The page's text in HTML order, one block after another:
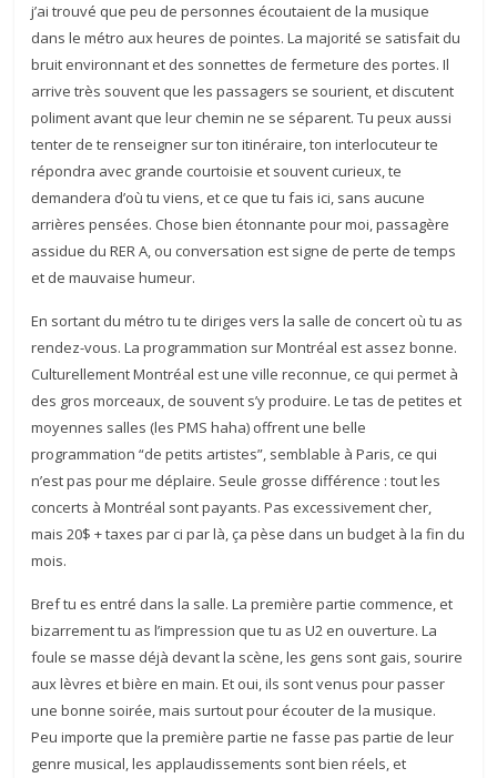
j’ai trouvé que peu de personnes écoutaient de la musique
dans le métro aux heures de pointes. La majorité se satisfait du
bruit environnant et des sonnettes de fermeture des portes. Il
arrive très souvent que les passagers se sourient, et discutent
poliment avant que leur chemin ne se séparent. Tu peux aussi
tenter de te renseigner sur ton itinéraire, ton interlocuteur te
répondra avec grande courtoisie et souvent curieux, te
demandera d’où tu viens, et ce que tu fais ici, sans aucune
arrières pensées. Chose bien étonnante pour moi, passagère
assidue du RER A, ou conversation est signe de perte de temps
et de mauvaise humeur.
En sortant du métro tu te diriges vers la salle de concert où tu as
rendez-vous. La programmation sur Montréal est assez bonne.
Culturellement Montréal est une ville reconnue, ce qui permet à
des gros morceaux, de souvent s’y produire. Le tas de petites et
moyennes salles (les PMS haha) offrent une belle
programmation “de petits artistes”, semblable à Paris, ce qui
n’est pas pour me déplaire. Seule grosse différence : tout les
concerts à Montréal sont payants. Pas excessivement cher,
mais 20$ + taxes par ci par là, ça pèse dans un budget à la fin du
mois.
Bref tu es entré dans la salle. La première partie commence, et
bizarrement tu as l’impression que tu as U2 en ouverture. La
foule se masse déjà devant la scène, les gens sont gais, sourire
aux lèvres et bière en main. Et oui, ils sont venus pour passer
une bonne soirée, mais surtout pour écouter de la musique.
Peu importe que la première partie ne fasse pas partie de leur
genre musical, les applaudissements sont bien réels, et